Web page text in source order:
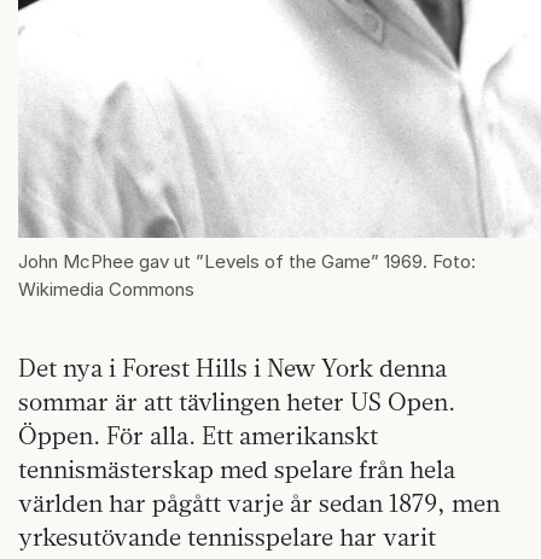
John McPhee gav ut ”Levels of the Game” 1969. Foto:
Wikimedia Commons
Det nya i Forest Hills i New York denna
sommar är att tävlingen heter US Open.
Öppen. För alla. Ett amerikanskt
tennismästerskap med spelare från hela
världen har pågått varje år sedan 1879, men
yrkesutövande tennisspelare har varit